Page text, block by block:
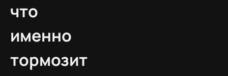
что
именно
тормозит